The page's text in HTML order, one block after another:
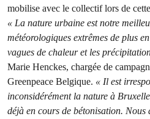
mobilise avec le collectif lors de
« La nature urbaine est notre
météorologiques extrêmes de plus
vagues de chaleur et les
Marie Henckes, chargée de
Greenpeace Belgique. « Il est
inconsidérément la nature à
déjà en cours de bétonisation.